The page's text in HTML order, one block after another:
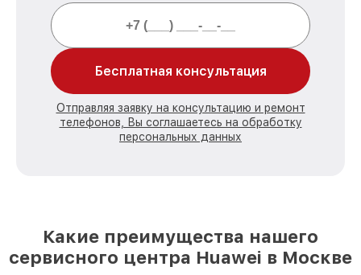
Бесплатная консультация
Отправляя заявку на консультацию и ремонт
телефонов, Вы соглашаетесь на обработку
персональных данных
Какие преимущества нашего
сервисного центра Huawei в Москве